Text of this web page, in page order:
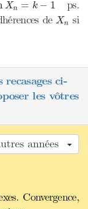
Xn = k − 1 ps.
deXn
Xn si
recasages ci-
les vôtres
années
Convergence,